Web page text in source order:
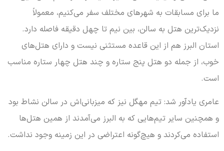
ما برای مسابقات به شهرهای مختلف سفر می‌کنیم، معمولاً
نزدیک‌ترین هتل به سالن، بین نیم تا چهل دقیقه فاصله دارد.
استان البرز هم از این قاعده مستثنی نیست و دارای هتل‌های
خوب، از جمله دو هتل پنج ستاره و چند هتل چهار ستاره مناسب
است.
عامری یادآور شد: تیم مهگل نیز که میزبانی‌اش در سالن نشاط بود
و همچنین سایر تیم‌هایی که به البرز می‌آمدند از همین هتل‌ها
استفاده می‌کردند و هیچ‌گونه اعتراضی در این زمینه وجود نداشت.